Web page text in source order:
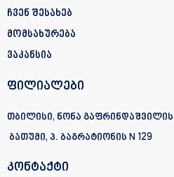
ჩვენ შესახებ
მომსახურება
ვაკანსია
ფილიალები
თბილისი, ნონა გაფრინდაშვილის
ბათუმი, პ. ბაგრატიონის N 129
კონტაქტი